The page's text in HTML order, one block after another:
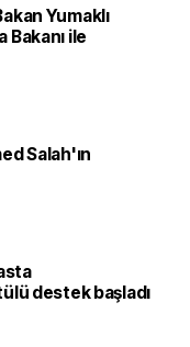
Yumaklı
Bakanı ile
Salah'ın
destek başladı